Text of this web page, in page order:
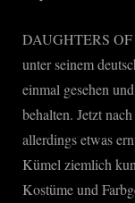
DAUGHTERS OF
unter seinem
einmal gesehen
behalten. Jetzt
allerdings etwas
Kümel ziemlich
Kostüme und